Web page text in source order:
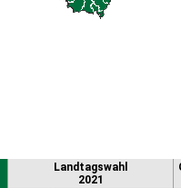
Landtagswahl
2021